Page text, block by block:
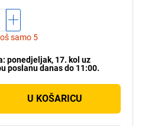
samo 5
: ponedjeljak, 17. kol uz
poslanu danas do 11:00.
U KOŠARICU